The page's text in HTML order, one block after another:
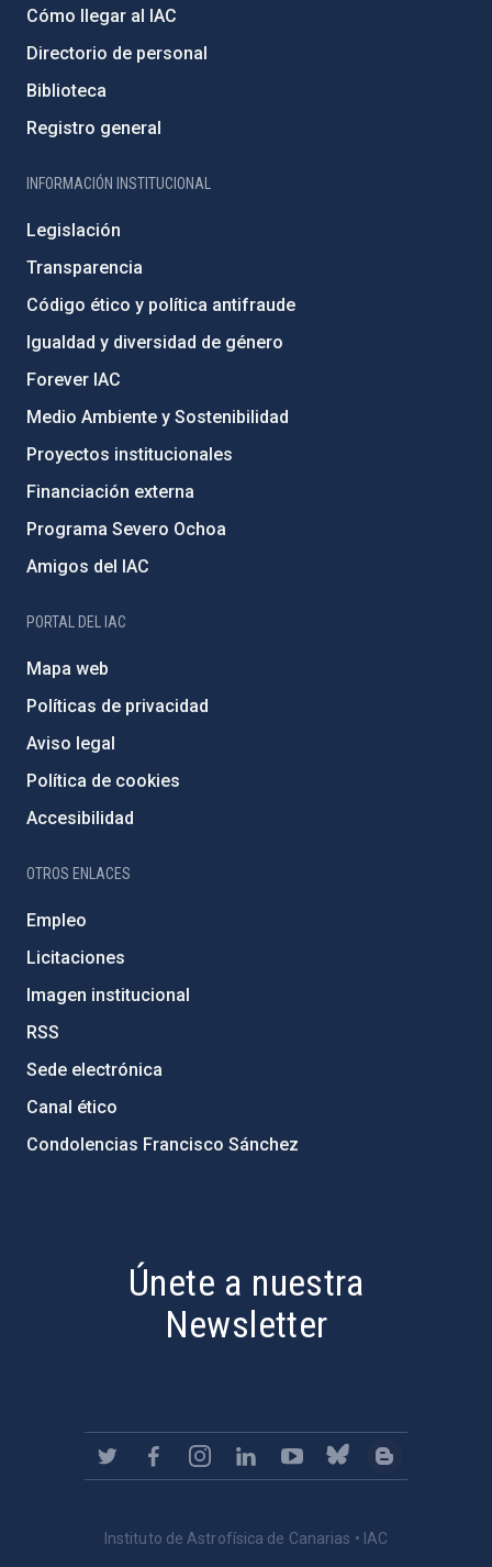
Cómo llegar al IAC
Directorio de personal
Biblioteca
Registro general
INFORMACIÓN INSTITUCIONAL
Legislación
Transparencia
Código ético y política antifraude
Igualdad y diversidad de género
Forever IAC
Medio Ambiente y Sostenibilidad
Proyectos institucionales
Financiación externa
Programa Severo Ochoa
Amigos del IAC
PORTAL DEL IAC
Mapa web
Políticas de privacidad
Aviso legal
Política de cookies
Accesibilidad
OTROS ENLACES
Empleo
Licitaciones
Imagen institucional
RSS
Sede electrónica
Canal ético
Condolencias Francisco Sánchez
Únete a nuestra
Newsletter
Instituto de Astrofísica de Canarias • IAC